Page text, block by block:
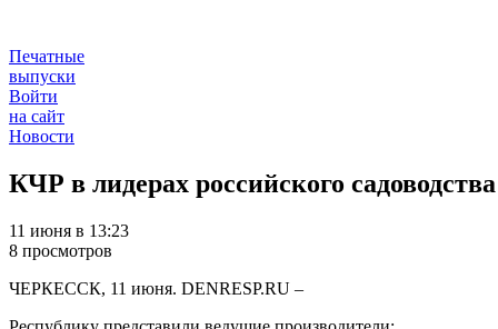
Печатные
выпуски
Войти
на сайт
Новости
КЧР в лидерах российского
11 июня в 13:23
8 просмотров
ЧЕРКЕССК, 11 июня. DENRESP.RU –